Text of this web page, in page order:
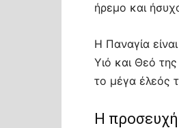
ήρεμο και
Η Παναγία
Υιό και Θεό
το μέγα έλεός
Η προσευχή